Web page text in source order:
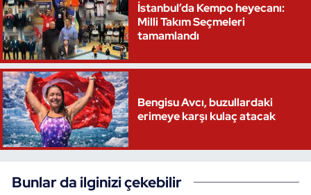
İstanbul’da Kempo heyecanı:
Milli Takım Seçmeleri
tamamlandı
Bengisu Avcı, buzullardaki
erimeye karşı kulaç atacak
Bunlar da ilginizi çekebilir